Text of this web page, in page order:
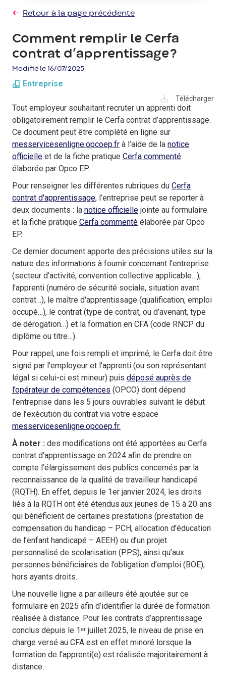
Retour à la page précédente
Comment remplir le Cerfa
contrat d’apprentissage ?
Modifié le 16/07/2025
Entreprise
Télécharger
Tout employeur souhaitant recruter un apprenti doit
obligatoirement remplir le Cerfa contrat d’apprentissage.
Ce document peut être complété en ligne sur
messervicesenligne.opcoep.fr à l’aide de la notice
officielle et de la fiche pratique Cerfa commenté
élaborée par Opco EP.
Pour renseigner les différentes rubriques du Cerfa
contrat d'apprentissage, l’entreprise peut se reporter à
deux documents : la notice officielle jointe au formulaire
et la fiche pratique Cerfa commenté élaborée par Opco
EP.
Ce dernier document apporte des précisions utiles sur la
nature des informations à fournir concernant l'entreprise
(secteur d’activité, convention collective applicable…),
l'apprenti (numéro de sécurité sociale, situation avant
contrat…), le maître d'apprentissage (qualification, emploi
occupé…), le contrat (type de contrat, ou d’avenant, type
de dérogation…) et la formation en CFA (code RNCP du
diplôme ou titre…).
Pour rappel, une fois rempli et imprimé, le Cerfa doit être
signé par l'employeur et l'apprenti (ou son représentant
légal si celui-ci est mineur) puis déposé auprès de
l’opérateur de compétences (OPCO) dont dépend
l’entreprise dans les 5 jours ouvrables suivant le début
de l’exécution du contrat via votre espace
messervicesenligne.opcoep.fr.
À noter : des modifications ont été apportées au Cerfa
contrat d’apprentissage en 2024 afin de prendre en
compte l’élargissement des publics concernés par la
reconnaissance de la qualité de travailleur handicapé
(RQTH). En effet, depuis le 1er janvier 2024, les droits
liés à la RQTH ont été étendus aux jeunes de 15 à 20 ans
qui bénéficient de certaines prestations (prestation de
compensation du handicap – PCH, allocation d’éducation
de l’enfant handicapé – AEEH) ou d’un projet
personnalisé de scolarisation (PPS), ainsi qu’aux
personnes bénéficiaires de l’obligation d’emploi (BOE),
hors ayants droits.
Une nouvelle ligne a par ailleurs été ajoutée sur ce
formulaire en 2025 afin d’identifier la durée de formation
réalisée à distance. Pour les contrats d’apprentissage
conclus depuis le 1ᵉʳ juillet 2025, le niveau de prise en
charge versé au CFA est en effet minoré lorsque la
formation de l’apprenti(e) est réalisée majoritairement à
distance.